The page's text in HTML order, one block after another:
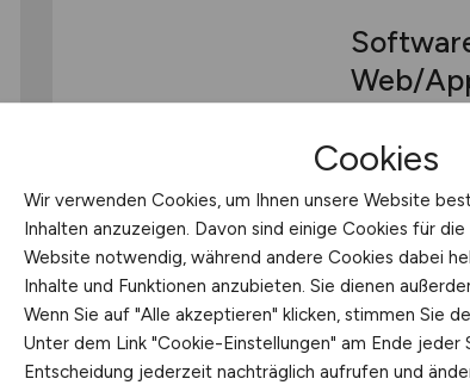
Web/
Vollzeit Jetzt
sowie deren
und eine
Idee bis zum
vor 4
Cookies
Wir verwenden Cookies, um Ihnen unsere Website
Inhalten anzuzeigen. Davon sind einige Cookies für
Website notwendig, während andere Cookies dabei
Inhalte und Funktionen anzubieten. Sie dienen
Wenn Sie auf "Alle akzeptieren" klicken, stimmen Sie
Unter dem Link "Cookie-Einstellungen" am Ende jeder
Entscheidung jederzeit nachträglich aufrufen und